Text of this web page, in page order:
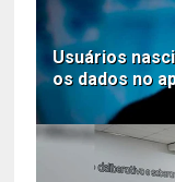
Usuários
os dados no